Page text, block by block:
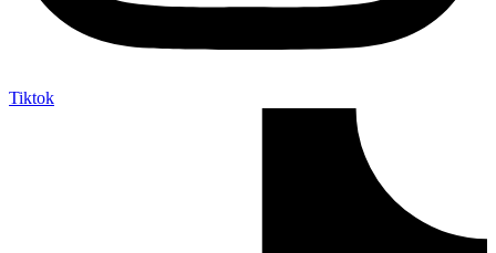
Tiktok